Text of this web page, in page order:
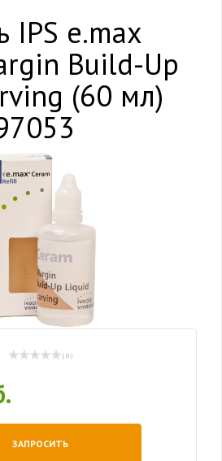
IPS e.max
Build-Up
(60 мл)
( 0 )
ЗАПРОСИТЬ